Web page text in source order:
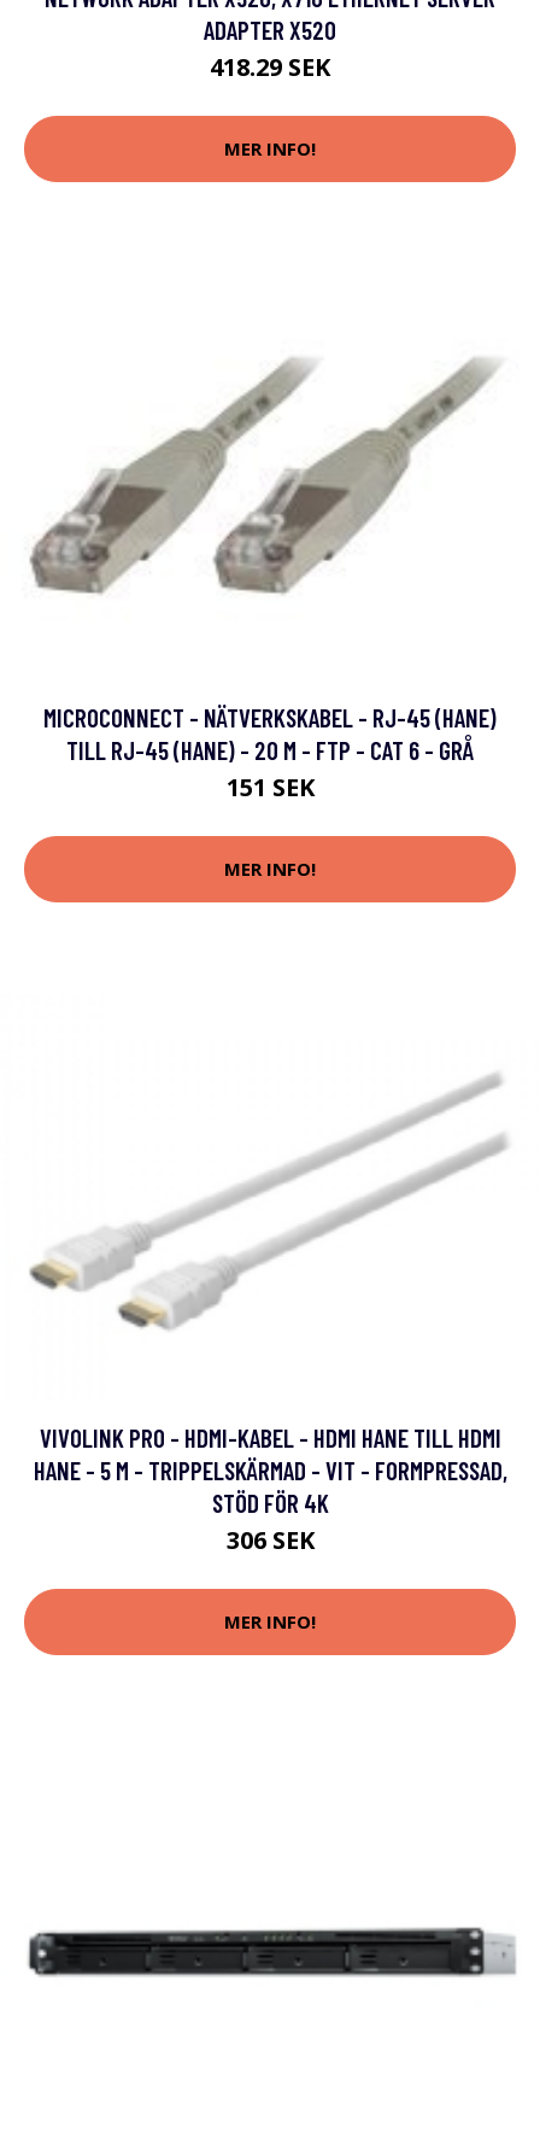
ADAPTER X520
418.29 SEK
MER INFO!
MICROCONNECT - NÄTVERKSKABEL - RJ-45 (HANE)
TILL RJ-45 (HANE) - 20 M - FTP - CAT 6 - GRÅ
151 SEK
MER INFO!
VIVOLINK PRO - HDMI-KABEL - HDMI HANE TILL HDMI
HANE - 5 M - TRIPPELSKÄRMAD - VIT - FORMPRESSAD,
STÖD FÖR 4K
306 SEK
MER INFO!